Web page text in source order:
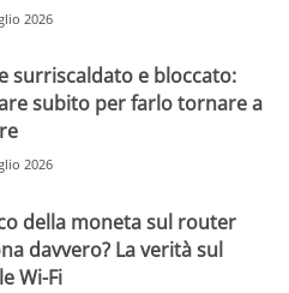
2026
surriscaldato e bloccato:
subito per farlo tornare a
2026
della moneta sul router
davvero? La verità sul
Wi-Fi